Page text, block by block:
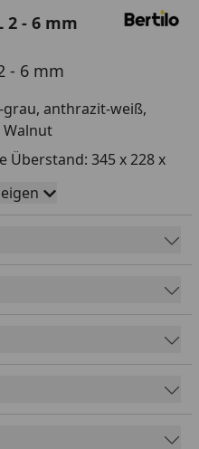
2 - 6 mm
- 6 mm
anthrazit-weiß,
Überstand: 345 x 228 x
die
Monteuren